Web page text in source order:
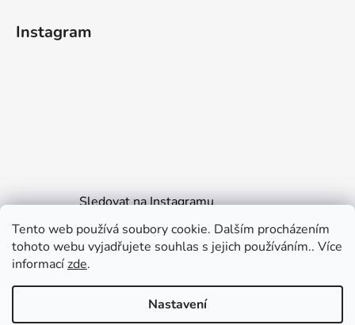
Tento web používá soubory cookie. Dalším procházením
tohoto webu vyjadřujete souhlas s jejich používáním.. Více
informacízde.
Nastavení
Instagram
Sledovat na Instagramu